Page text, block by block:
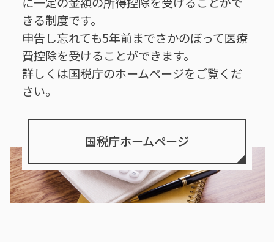
きる制度です。
申告し忘れても5年前までさかのぼって医療
費控除を受けることができます。
詳しくは国税庁のホームページをご覧くだ
さい。
国税庁ホームページ